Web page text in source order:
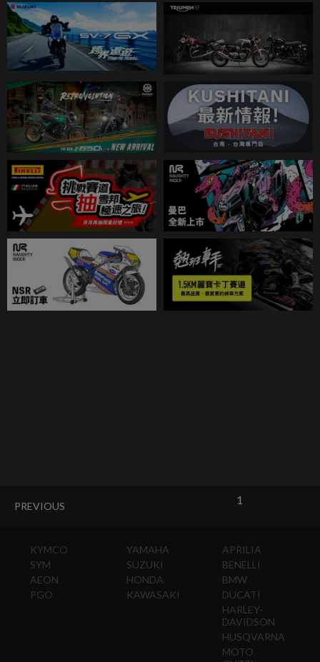
PREVIOUS 1
KYMCO
SYM
AEON
PGO
YAMAHA
SUZUKI
HONDA
KAWASAKI
APRILIA
BENELLI
BMW
DUCATI
HARLEY-
DAVIDSON
HUSQVARNA
MOTO